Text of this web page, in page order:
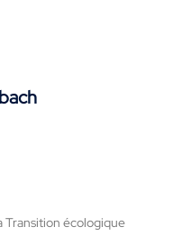
Transition écologique